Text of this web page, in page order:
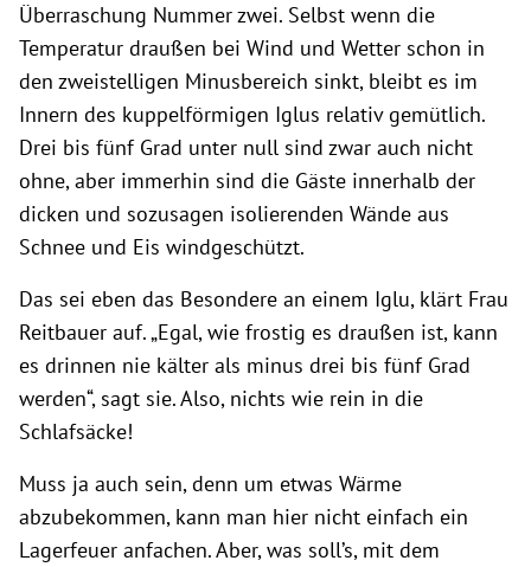
Überraschung Nummer zwei. Selbst wenn die
Temperatur draußen bei Wind und Wetter schon in
den zweistelligen Minusbereich sinkt, bleibt es im
Innern des kuppelförmigen Iglus relativ gemütlich.
Drei bis fünf Grad unter null sind zwar auch nicht
ohne, aber immerhin sind die Gäste innerhalb der
dicken und sozusagen isolierenden Wände aus
Schnee und Eis windgeschützt.
Das sei eben das Besondere an einem Iglu, klärt Frau
Reitbauer auf. „Egal, wie frostig es draußen ist, kann
es drinnen nie kälter als minus drei bis fünf Grad
werden“, sagt sie. Also, nichts wie rein in die
Schlafsäcke!
Muss ja auch sein, denn um etwas Wärme
abzubekommen, kann man hier nicht einfach ein
Lagerfeuer anfachen. Aber, was soll’s, mit dem